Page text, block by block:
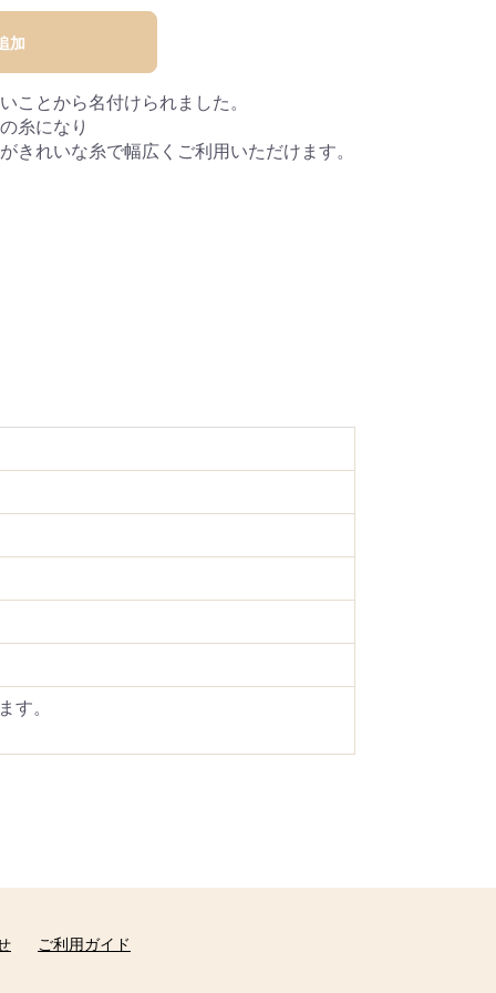
加
ことから名付けられました。
糸になり
きれいな糸で幅広くご利用いただけます。
す。
ご利用ガイド